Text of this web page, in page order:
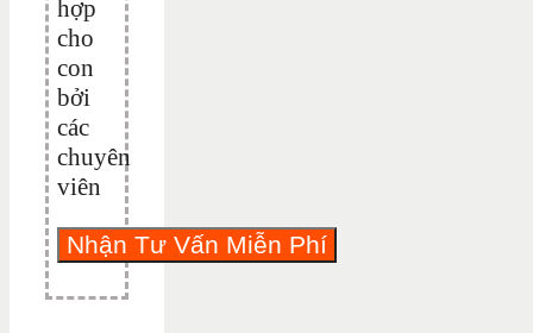
hợp
cho
con
bởi
các
chuyên
viên